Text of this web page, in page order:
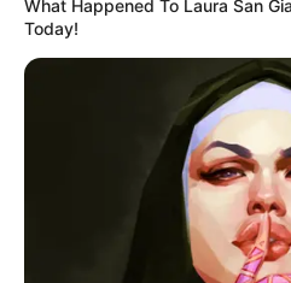
Το ερώτημα δεν είναι
Αυγούστου 2024, η
διέλευση πλοίων… και
πάνω από δύο ώρες.
Η παλιά γέφυρα δεν
What Happened To Laura San
Today!